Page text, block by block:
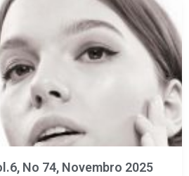
No 74, Novembro 2025